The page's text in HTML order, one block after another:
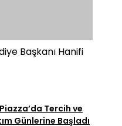
Başkanı Hanifi
Piazza’da Tercih ve
Günlerine Başladı